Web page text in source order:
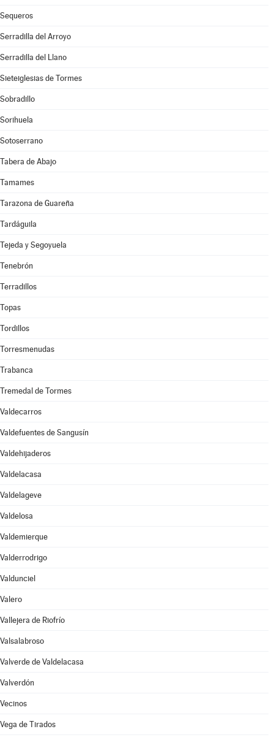
Sequeros
Serradilla del Arroyo
Serradilla del Llano
Sieteiglesias de Tormes
Sobradillo
Sorihuela
Sotoserrano
Tabera de Abajo
Tamames
Tarazona de Guareña
Tardáguila
Tejeda y Segoyuela
Tenebrón
Terradillos
Topas
Tordillos
Torresmenudas
Trabanca
Tremedal de Tormes
Valdecarros
Valdefuentes de Sangusín
Valdehijaderos
Valdelacasa
Valdelageve
Valdelosa
Valdemierque
Valderrodrigo
Valdunciel
Valero
Vallejera de Riofrío
Valsalabroso
Valverde de Valdelacasa
Valverdón
Vecinos
Vega de Tirados